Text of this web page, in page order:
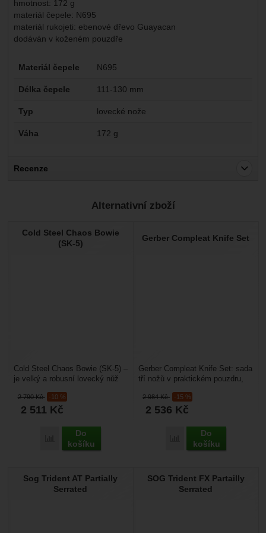
hmotnost: 172 g
materiál čepele: N695
materiál rukojeti: ebenové dřevo Guayacan
dodáván v koženém pouzdře
Parametry
Materiál čepele N695
Délka čepele 111-130 mm
Typ lovecké nože
Váha 172 g
Recenze
Nebyla přidána žádná recenze.
Alternativní zboží
Cold Steel Chaos Bowie
(SK-5)
2 790Kč -10 %
2 511 Kč
Porovnat
Do
košíku
Cold Steel Chaos Bowie (SK-5) –
je velký a robusní lovecký nůž
o moderní...
Gerber Compleat Knife Set
2 984Kč -15 %
2 536 Kč
Porovnat
Do
košíku
Gerber Compleat Knife Set: sada
tří nožů v praktickém pouzdru,
Čepele jsou...
Sog Trident AT Partially
Serrated
SOG Trident FX Partailly
Serrated